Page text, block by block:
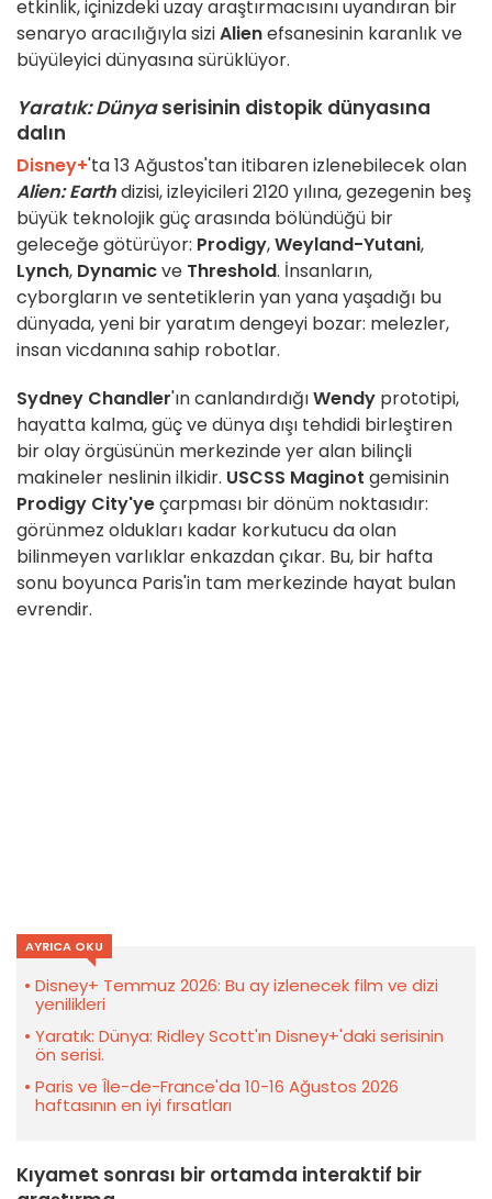
etkinlik, içinizdeki uzay araştırmacısını uyandıran bir
senaryo aracılığıyla siziAlienefsanesinin karanlık ve
büyüleyici dünyasına sürüklüyor.
Yaratık: Dünyaserisinin distopik dünyasına
dalın
Disney+'ta 13 Ağustos'tan itibaren izlenebilecek olan
Alien: Earthdizisi, izleyicileri 2120 yılına, gezegenin beş
büyük teknolojik güç arasında bölündüğü bir
geleceğe götürüyor: Prodigy,Weyland-Yutani,
Lynch, Dynamicve Threshold. İnsanların,
cyborgların ve sentetiklerin yan yana yaşadığı bu
dünyada, yeni bir yaratım dengeyi bozar: melezler,
insan vicdanına sahip robotlar.
Sydney Chandler'ın canlandırdığıWendy prototipi,
hayatta kalma, güç ve dünya dışı tehdidi birleştiren
bir olay örgüsünün merkezinde yer alan bilinçli
makineler neslinin ilkidir. USCSS Maginot gemisinin
Prodigy City'yeçarpması bir dönüm noktasıdır:
görünmez oldukları kadar korkutucu da olan
bilinmeyen varlıklar enkazdan çıkar. Bu, bir hafta
sonu boyunca Paris'in tam merkezinde hayat bulan
evrendir.
AYRICA OKU
Disney+ Temmuz 2026: Bu ay izlenecek film ve dizi
yenilikleri
Yaratık: Dünya: Ridley Scott'ın Disney+'daki serisinin
ön serisi.
Paris ve Île-de-France'da 10-16 Ağustos 2026
haftasının en iyi fırsatları
Kıyamet sonrası bir ortamda interaktif bir